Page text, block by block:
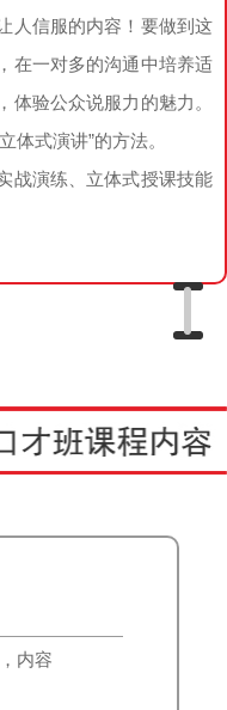
人信服的内容！要做到这
在一对多的沟通中培养适
体验公众说服力的魅力。
体式演讲”的方法。
战演练、立体式授课技能
内容